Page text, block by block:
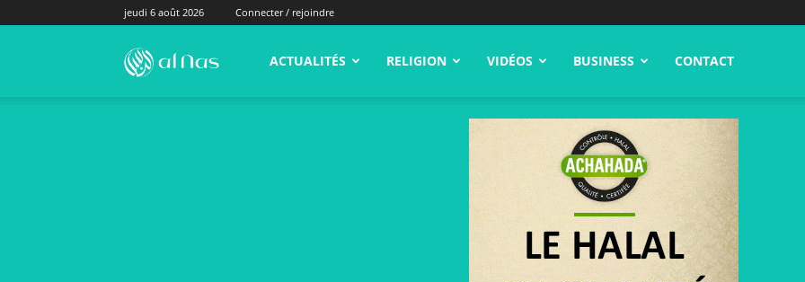
jeudi 6 août 2026 Connecter / rejoindre
alNas.fr ACTUALITÉS RELIGION VIDÉOS BUSINESS CONTACT